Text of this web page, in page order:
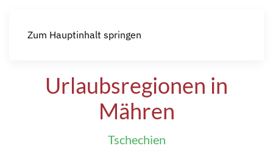
Zum Hauptinhalt springen
Urlaubsregionen in
Mähren
Tschechien